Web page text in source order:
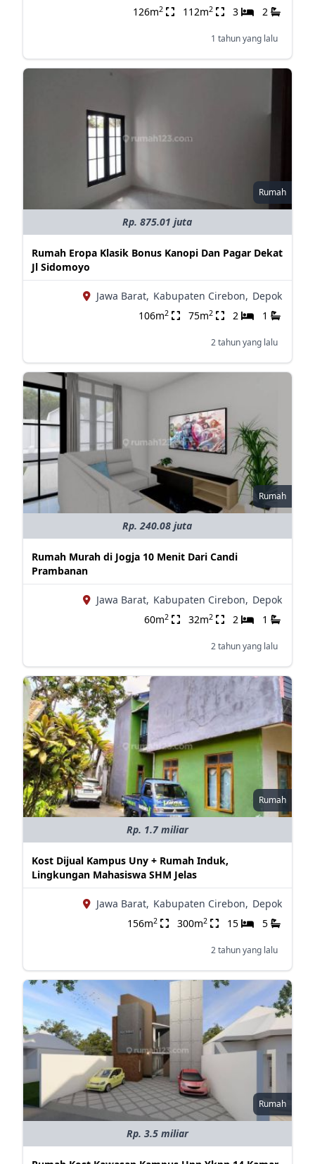
126m2 112m2 3 2
1 tahun yang lalu
Rumah
Rp. 875.01 juta
Rumah Eropa Klasik Bonus Kanopi Dan Pagar Dekat
Jl Sidomoyo
Jawa Barat, Kabupaten Cirebon, Depok
106m2 75m2 2 1
2 tahun yang lalu
Rumah
Rp. 240.08 juta
Rumah Murah di Jogja 10 Menit Dari Candi
Prambanan
Jawa Barat, Kabupaten Cirebon, Depok
60m2 32m2 2 1
2 tahun yang lalu
Rumah
Rp. 1.7 miliar
Kost Dijual Kampus Uny + Rumah Induk,
Lingkungan Mahasiswa SHM Jelas
Jawa Barat, Kabupaten Cirebon, Depok
156m2 300m2 15 5
2 tahun yang lalu
Rumah
Rp. 3.5 miliar